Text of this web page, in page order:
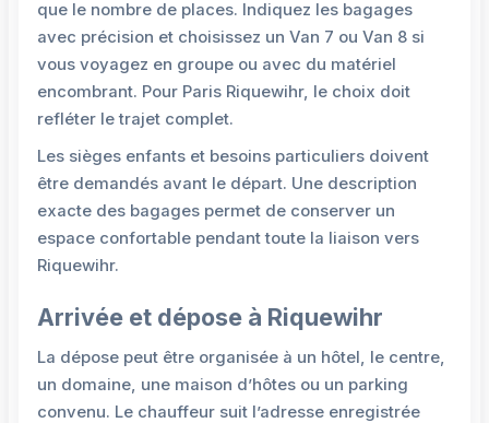
que le nombre de places. Indiquez les bagages
avec précision et choisissez un Van 7 ou Van 8 si
vous voyagez en groupe ou avec du matériel
encombrant. Pour Paris Riquewihr, le choix doit
refléter le trajet complet.
Les sièges enfants et besoins particuliers doivent
être demandés avant le départ. Une description
exacte des bagages permet de conserver un
espace confortable pendant toute la liaison vers
Riquewihr.
Arrivée et dépose à Riquewihr
La dépose peut être organisée à un hôtel, le centre,
un domaine, une maison d’hôtes ou un parking
convenu. Le chauffeur suit l’adresse enregistrée